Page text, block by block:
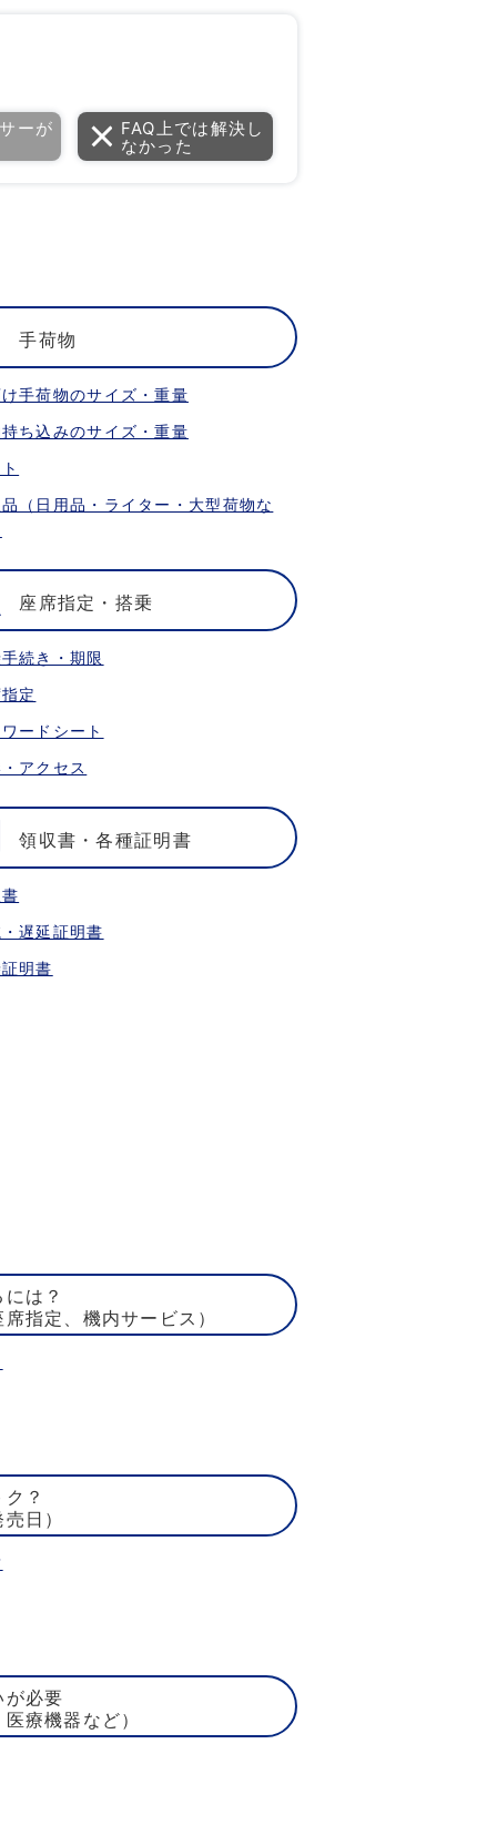
ーが
FAQ上では解決し
なかった
手荷物
手荷物のサイズ・重量
ち込みのサイズ・重量
（日用品・ライター・大型荷物な
座席指定・搭乗
続き・期限
定
ードシート
アクセス
領収書・各種証明書
遅延証明書
明書
は？
指定、機内サービス）
？
日）
が必要
療機器など）